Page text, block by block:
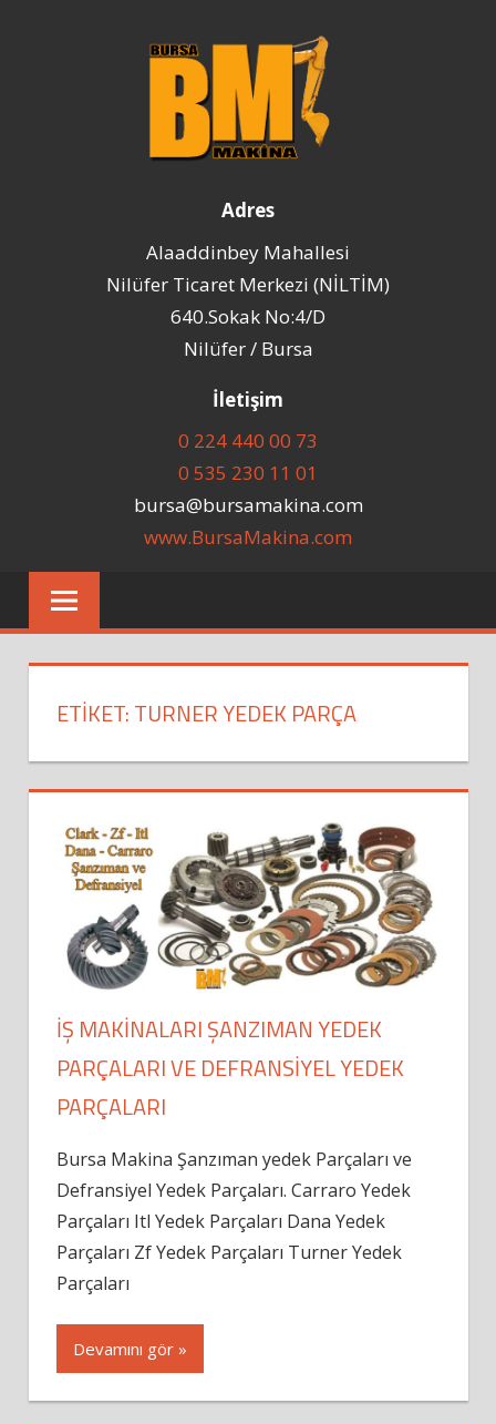
Adres
Alaaddinbey Mahallesi
Nilüfer Ticaret Merkezi (NİLTİM)
640.Sokak No:4/D
Nilüfer / Bursa
İletişim
0 224 440 00 73
0 535 230 11 01
bursa@bursamakina.com
www.BursaMakina.com
ETIKET:TURNER YEDEK PARÇA
IŞ MAKINALARI ŞANZIMAN YEDEK
PARÇALARI VE DEFRANSIYEL YEDEK
PARÇALARI
Bursa Makina Şanzıman yedek Parçaları ve
Defransiyel Yedek Parçaları. Carraro Yedek
Parçaları Itl Yedek Parçaları Dana Yedek
Parçaları Zf Yedek Parçaları Turner Yedek
Parçaları
Devamını gör »